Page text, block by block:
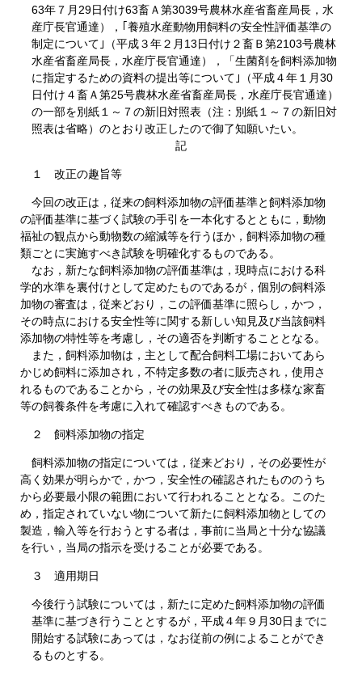
63年７月29日付け63畜Ａ第3039号農林水産省畜産局長，水
産庁長官通達），｢養殖水産動物用飼料の安全性評価基準の
制定について｣（平成３年２月13日付け２畜Ｂ第2103号農林
水産省畜産局長，水産庁長官通達），「生菌剤を飼料添加物
に指定するための資料の提出等について｣（平成４年１月30
日付け４畜Ａ第25号農林水産省畜産局長，水産庁長官通達）
の一部を別紙１～７の新旧対照表（注：別紙１～７の新旧対
照表は省略）のとおり改正したので御了知願いたい。
記
１ 改正の趣旨等
今回の改正は，従来の飼料添加物の評価基準と飼料添加物
の評価基準に基づく試験の手引を一本化するとともに，動物
福祉の観点から動物数の縮減等を行うほか，飼料添加物の種
類ごとに実施すべき試験を明確化するものである。
なお，新たな飼料添加物の評価基準は，現時点における科
学的水準を裏付けとして定めたものであるが，個別の飼料添
加物の審査は，従来どおり，この評価基準に照らし，かつ，
その時点における安全性等に関する新しい知見及び当該飼料
添加物の特性等を考慮し，その適否を判断することとなる。
また，飼料添加物は，主として配合飼料工場においてあら
かじめ飼料に添加され，不特定多数の者に販売され，使用さ
れるものであることから，その効果及び安全性は多様な家畜
等の飼養条件を考慮に入れて確認すべきものである。
２ 飼料添加物の指定
飼料添加物の指定については，従来どおり，その必要性が
高く効果が明らかで，かつ，安全性の確認されたもののうち
から必要最小限の範囲において行われることとなる。このた
め，指定されていない物について新たに飼料添加物としての
製造，輸入等を行おうとする者は，事前に当局と十分な協議
を行い，当局の指示を受けることが必要である。
３ 適用期日
今後行う試験については，新たに定めた飼料添加物の評価
基準に基づき行うこととするが，平成４年９月30日までに
開始する試験にあっては，なお従前の例によることができ
るものとする。